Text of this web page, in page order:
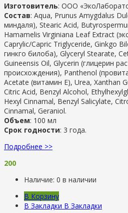
Изготовитель: ООО
Состав: Aqua, Prunus Amygdalus
миндаля), Stearic Acid,
Hamamelis Virginiana Leaf Extract
Caprylic/Capric Triglyceride, Ginkgo
гинкго билоба), Glyceryl Stearate,
Guineensis Oil, Glycerin (глицерин
происхождения), Panthenol
Acetate (витамин Е), Urea, Xanthan
Citric Acid, Benzyl Alcohol,
Hexyl Cinnamal, Benzyl Salicylate,
Cinnamal, Geraniol.
Объем: 100 мл
Срок годности: 3 года.
Подробнее >>
200
Наличие: 0 в наличии
В Корзину
В Закладки В Закладки